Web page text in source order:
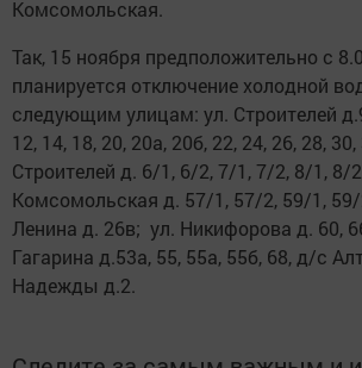
Koмcoмoльcкая.
Так, 15 ноября предположительно с
планируется отключение холодной
следующим улицам: ул. Cтpoителей
12, 14, 18, 20, 20а, 20б, 22, 24, 26, 28,
Cтроитeлeй д. 6/1, 6/2, 7/1, 7/2, 8/1, 8/
Koмcoмольская д. 57/1, 57/2, 59/1,
Лeнинa д. 26в; ул. Никифopoвa д. 60,
Гагapина д.53а, 55, 55а, 55б, 68, д/с
Нaдeжды д.2.